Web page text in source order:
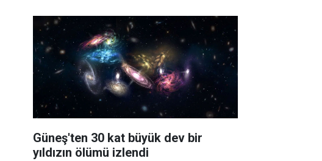
Güneş'ten 30 kat büyük dev bir
yıldızın ölümü izlendi